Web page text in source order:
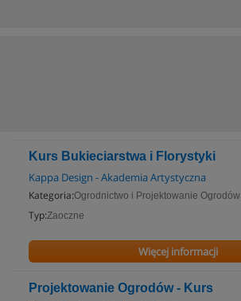
Kurs Bukieciarstwa i Florystyki
Kappa Design - Akademia Artystyczna
Kategoria:Ogrodnictwo i Projektowanie Ogrodów
Typ:Zaoczne
Więcej informacji
Projektowanie Ogrodów - Kurs